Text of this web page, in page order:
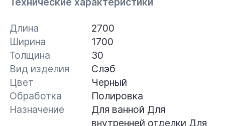
Длина
2700
Ширина
1700
Толщина
30
Вид изделия
Слэб
Цвет
Черный
Обработка
Полировка
Назначение
Для ванной Для
внутренней отделки Для